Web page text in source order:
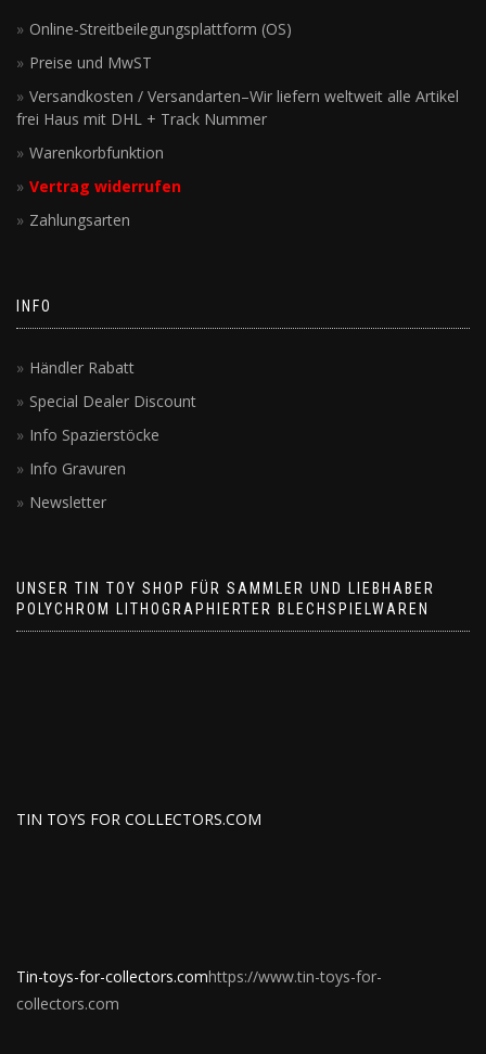
Online-Streitbeilegungsplattform (OS)
Preise und MwST
Versandkosten / Versandarten–Wir liefern weltweit alle Artikel
frei Haus mit DHL + Track Nummer
Warenkorbfunktion
Vertrag widerrufen
Zahlungsarten
INFO
Händler Rabatt
Special Dealer Discount
Info Spazierstöcke
Info Gravuren
Newsletter
UNSER TIN TOY SHOP FÜR SAMMLER UND LIEBHABER
POLYCHROM LITHOGRAPHIERTER BLECHSPIELWAREN
TIN TOYS FOR COLLECTORS.COM
Tin-toys-for-collectors.comhttps://www.tin-toys-for-
collectors.com